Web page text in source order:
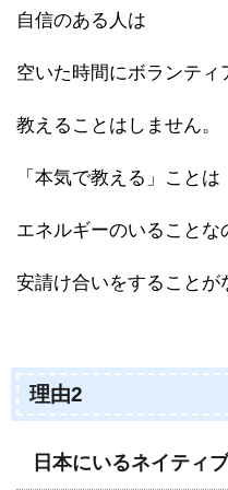
自信のある人は
空いた時間にボランティ
教えることはしません。
「本気で教える」ことは
エネルギーのいることな
安請け合いをすることが
理由2
日本にいるネイティ